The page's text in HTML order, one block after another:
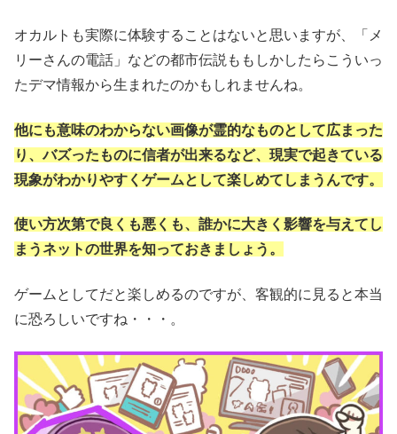
オカルトも実際に体験することはないと思いますが、「メ
リーさんの電話」などの都市伝説ももしかしたらこういっ
たデマ情報から生まれたのかもしれませんね。
他にも意味のわからない画像が霊的なものとして広まった
り、バズったものに信者が出来るなど、現実で起きている
現象がわかりやすくゲームとして楽しめてしまうんです。
使い方次第で良くも悪くも、誰かに大きく影響を与えてし
まうネットの世界を知っておきましょう。
ゲームとしてだと楽しめるのですが、客観的に見ると本当
に恐ろしいですね・・・。